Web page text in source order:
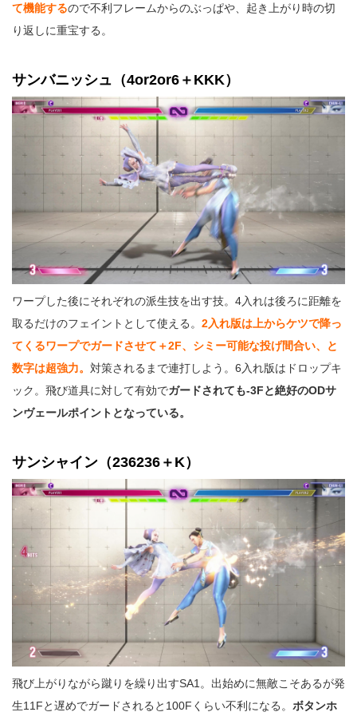
て機能するので不利フレームからのぶっぱや、起き上がり時の切
り返しに重宝する。
サンバニッシュ（4or2or6＋KKK）
ワープした後にそれぞれの派生技を出す技。4入れは後ろに距離を
取るだけのフェイントとして使える。 2入れ版は上からケツで降っ
てくるワープでガードさせて＋2F、シミー可能な投げ間合い、と
数字は超強力。 対策されるまで連打しよう。6入れ版はドロップキ
ック。飛び道具に対して有効でガードされても-3Fと絶好のODサ
ンヴェールポイントとなっている。
サンシャイン（236236＋K）
飛び上がりながら蹴りを繰り出すSA1。出始めに無敵こそあるが発
生11Fと遅めでガードされると100Fくらい不利になる。 ボタンホ